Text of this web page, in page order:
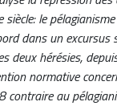
siècle: le
dans un
deux hérésies,
normative
contraire au